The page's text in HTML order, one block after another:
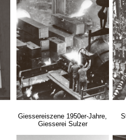
Giessereiszene 1950er-Jahre,
Giesserei Sulzer